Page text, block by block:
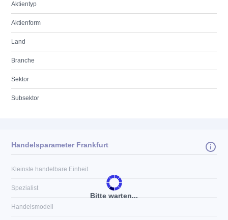
Aktientyp
Aktienform
Land
Branche
Sektor
Subsektor
Bitte warten...
Handelsparameter Frankfurt
Kleinste handelbare Einheit
Spezialist
Handelsmodell